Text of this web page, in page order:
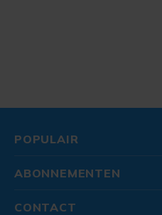
POPULAIR
ABONNEMENTEN
CONTACT